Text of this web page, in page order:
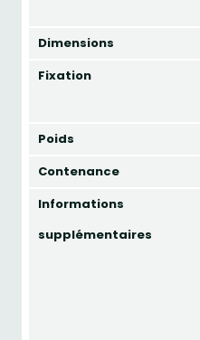
Dimensions
Fixation
Poids
Contenance
Informations
supplémentaires